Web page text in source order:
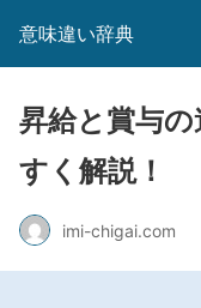
意味違い辞典
昇給と賞与
すく解説！
imi-chigai.com